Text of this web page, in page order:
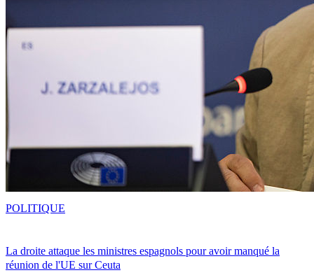
La droite attaque les ministres espagnols pour avoir manqué la
réunion de l'UE sur Ceuta
POLITIQUE